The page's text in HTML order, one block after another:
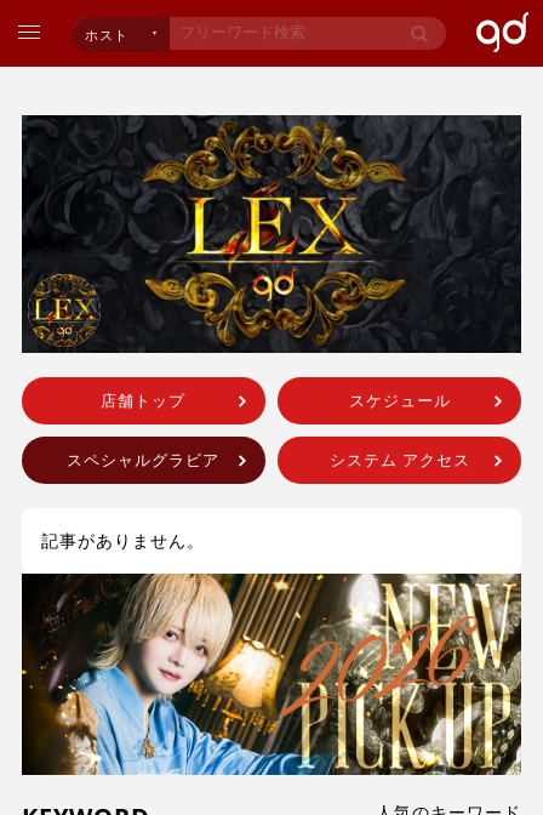
ホスト
店舗トップ スケジュール
スペシャルグラビア システム アクセス
記事がありません。